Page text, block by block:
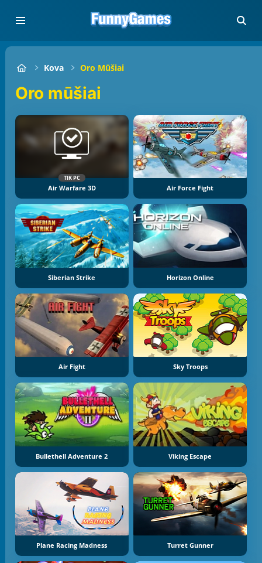
Kova Oro Mūšiai
Oro mūšiai
TIK PC
Air Warfare 3D Air Force Fight
Siberian Strike Horizon Online
Air Fight Sky Troops
Bullethell Adventure 2 Viking Escape
Plane Racing Madness Turret Gunner